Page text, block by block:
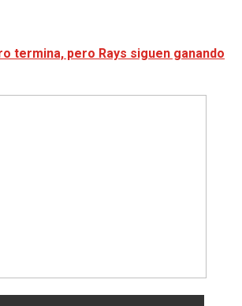
termina, pero Rays siguen ganando